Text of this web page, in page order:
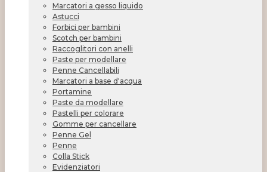
Marcatori a gesso liquido
Astucci
Forbici per bambini
Scotch per bambini
Raccoglitori con anelli
Paste per modellare
Penne Cancellabili
Marcatori a base d'acqua
Portamine
Paste da modellare
Pastelli per colorare
Gomme per cancellare
Penne Gel
Penne
Colla Stick
Evidenziatori